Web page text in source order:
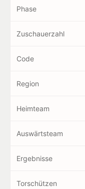
Phase
Zuschauerzahl
Code
Region
Heimteam
Auswärtsteam
Ergebnisse
Torschützen